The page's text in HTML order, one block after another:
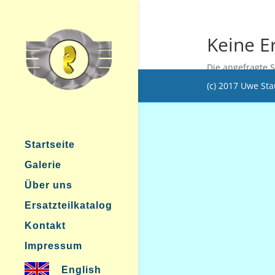
Startseite
Galerie
Über uns
Ersatzteilkatalog
Kontakt
Impressum
English
Keine
Die angefragte
Sie die
(c) 2017 Uwe